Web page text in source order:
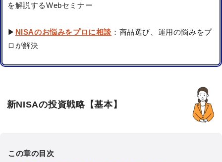
を解説するWebセミナー
▶ NISAのお悩みをプロに相談 ：商品選び、運用の悩みをプ
ロが解決
新NISAの投資戦略【基本】
この章の目次